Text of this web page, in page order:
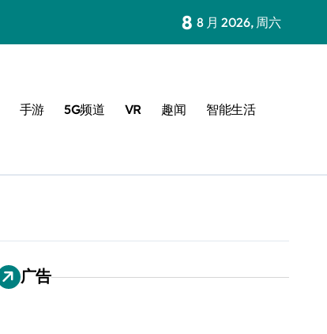
8 8 月 2026, 周六
手游 5G频道 VR 趣闻 智能生活
广告